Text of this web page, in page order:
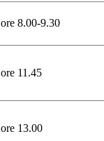
ore 8.00-9.30
ore 11.45
ore 13.00